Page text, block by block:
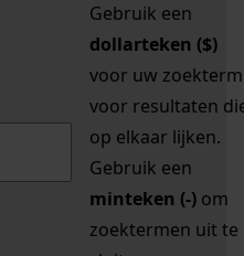
Gebruik een
dollarteken ($)
voor uw zoekterm
voor resultaten
op elkaar lijken.
Gebruik een
minteken (-) om
zoektermen uit te